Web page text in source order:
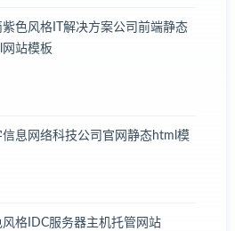
紫色风格IT解决方案公司前端静态
网站模板
信息网络科技公司官网静态html模
风格IDC服务器主机托管网站